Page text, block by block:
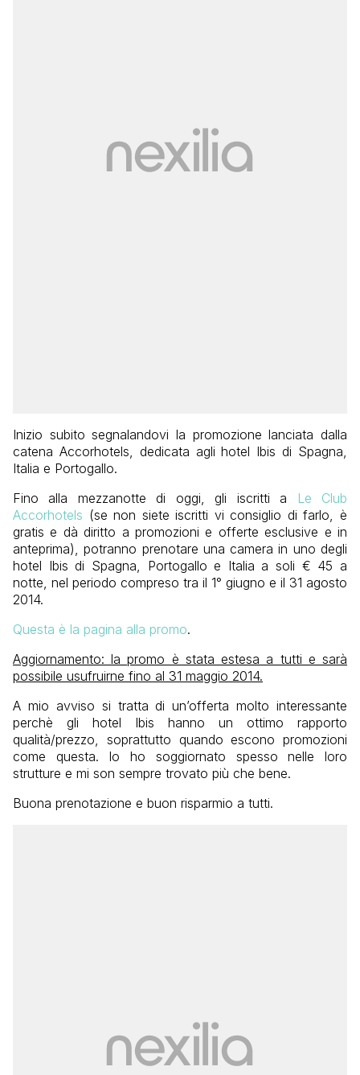
Inizio subito segnalandovi la promozione lanciata dalla
catena Accorhotels, dedicata agli hotel Ibis di Spagna,
Italia e Portogallo.
Fino alla mezzanotte di oggi, gli iscritti a
Le Club
Accorhotels (se non siete iscritti vi consiglio di farlo, è
gratis e dà diritto a promozioni e offerte esclusive e in
anteprima), potranno prenotare una camera in uno degli
hotel Ibis di Spagna, Portogallo e Italia a soli € 45 a
notte, nel periodo compreso tra il 1° giugno e il 31 agosto
2014.
Questa è la pagina alla promo.
Aggiornamento: la promo è stata estesa a tutti e sarà
possibile usufruirne fino al 31 maggio 2014.
A mio avviso si tratta di un’offerta molto interessante
perchè gli hotel Ibis hanno un ottimo rapporto
qualità/prezzo, soprattutto quando escono promozioni
come questa. Io ho soggiornato spesso nelle loro
strutture e mi son sempre trovato più che bene.
Buona prenotazione e buon risparmio a tutti.